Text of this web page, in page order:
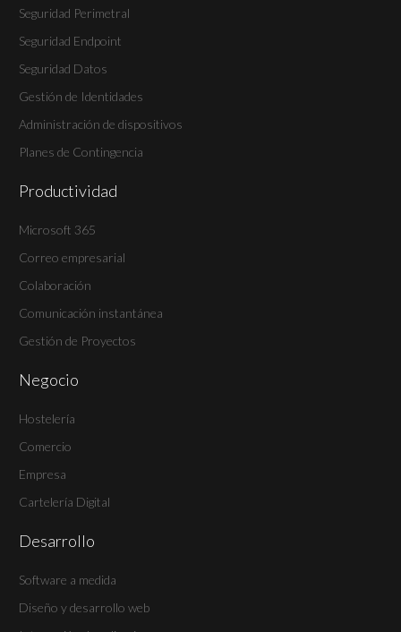
Seguridad Perimetral
Seguridad Endpoint
Seguridad Datos
Gestión de Identidades
Administración de dispositivos
Planes de Contingencia
Productividad
Microsoft 365
Correo empresarial
Colaboración
Comunicación instantánea
Gestión de Proyectos
Negocio
Hostelería
Comercio
Empresa
Cartelería Digital
Desarrollo
Software a medida
Diseño y desarrollo web